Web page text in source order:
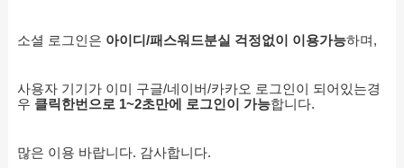
소셜 로그인은 아이디/패스워드분실 걱정없이 이용가능하며,
사용자 기기가 이미 구글/네이버/카카오 로그인이 되어있는경
우 클릭한번으로 1~2초만에 로그인이 가능합니다.
많은 이용 바랍니다. 감사합니다.